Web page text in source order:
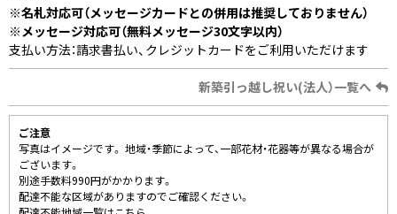
※名札対応可（メッセージカードとの併用は推奨しておりません）
※メッセージ対応可（無料メッセージ30文字以内）
支払い方法：請求書払い、クレジットカードをご利用いただけます
新築引っ越し祝い(法人）一覧へ
ご注意
写真はイメージです。 地域・季節によって、一部花材・花器等が異なる場合が
ございます。
別途手数料990円がかかります。
配達不能な区域がありますのでご確認ください。